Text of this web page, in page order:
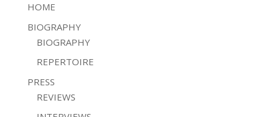
HOME
BIOGRAPHY
BIOGRAPHY
REPERTOIRE
PRESS
REVIEWS